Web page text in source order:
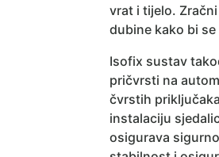
vrat i tijelo.
dubine kako bi
Isofix sustav
pričvrsti na
čvrstih
instalaciju
osigurava